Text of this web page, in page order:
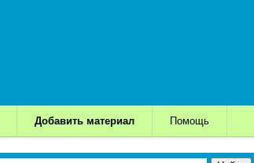
Добавить материал Помощь